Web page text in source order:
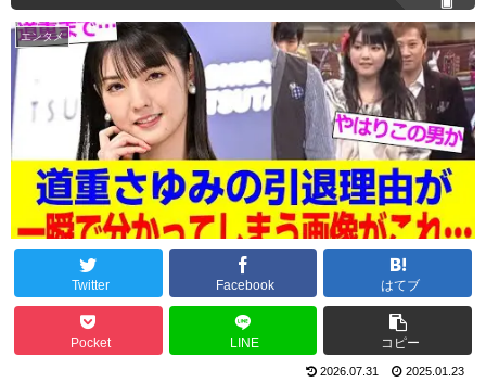
エンタメ
Twitter Facebook はてブ
Pocket LINE コピー
2026.07.31 2025.01.23